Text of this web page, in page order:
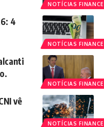
NOTÍCIAS
NOTÍCIAS
4
NOTÍCIAS
NOTÍCIAS
vê